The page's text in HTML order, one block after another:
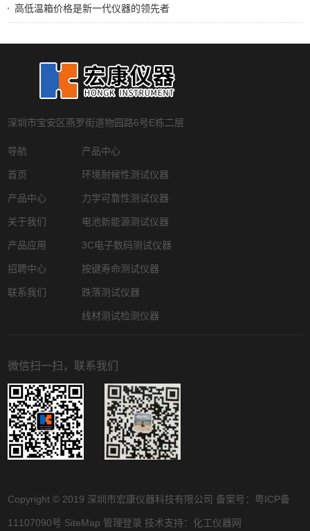
高低温箱价格是新一代仪器的领先者
深圳市宝安区燕罗街道物园路6号E栋二层
导航
首页
产品中心
关于我们
产品应用
招聘中心
联系我们
产品中心
环境耐候性测试仪器
力学可靠性测试仪器
电池新能源测试仪器
3C电子数码测试仪器
按键寿命测试仪器
跌落测试仪器
线材测试检测仪器
微信扫一扫，联系我们
Copyright © 2019 深圳市宏康仪器科技有限公司 备案号： 粤ICP备
11107090号 SiteMap 管理登录 技术支持： 化工仪器网